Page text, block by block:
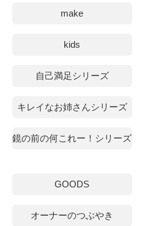
make
kids
自己満足シリーズ
キレイなお姉さんシリーズ
鏡の前の何これー！シリーズ
GOODS
オーナーのつぶやき